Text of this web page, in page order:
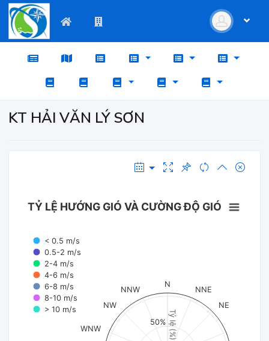
KT HẢI VĂN LÝ SƠN
Tỷ lệ (%)
TỶ LỆ HƯỚNG GIÓ VÀ CƯỜNG ĐỘ GIÓ
< 0.5 m/s
0.5-2 m/s
2-4 m/s
4-6 m/s
6-8 m/s
8-10 m/s
> 10 m/s
N
NNE
NE
WNW
NW
NNW
50%